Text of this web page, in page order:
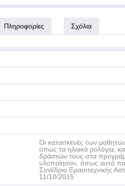
Πληροφορίες Σχόλια
Οι κατασκευές των
όπως τα ηλιακά ρολόγια,
δράσεών τους στα
υλοποίησαν, όπως αυτά
Συνέδριο Ερασιτεχνικής
11/10/2015